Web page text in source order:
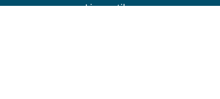
Liens utiles